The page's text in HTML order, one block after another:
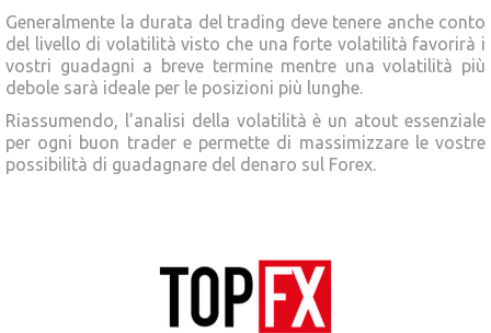
Generalmente la durata del trading deve tenere anche conto
del livello di volatilità visto che una forte volatilità favorirà i
vostri guadagni a breve termine mentre una volatilità più
debole sarà ideale per le posizioni più lunghe.
Riassumendo, l’analisi della volatilità è un atout essenziale
per ogni buon trader e permette di massimizzare le vostre
possibilità di guadagnare del denaro sul Forex.